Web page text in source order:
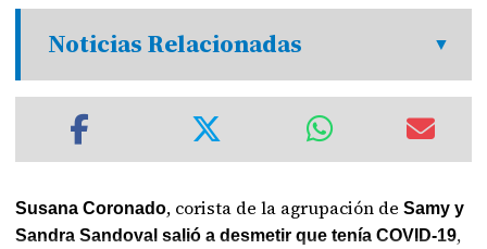
Noticias Relacionadas
Susana Coronado, corista de la agrupación deSamy y
Sandra Sandoval salió a desmetir que tenía COVID-19,